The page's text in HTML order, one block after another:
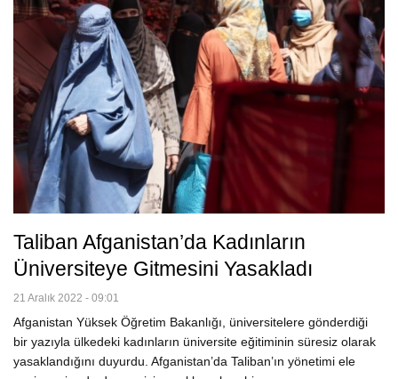
Taliban Afganistan’da Kadınların
Üniversiteye Gitmesini Yasakladı
21 Aralık 2022 - 09:01
Afganistan Yüksek Öğretim Bakanlığı, üniversitelere gönderdiği
bir yazıyla ülkedeki kadınların üniversite eğitiminin süresiz olarak
yasaklandığını duyurdu. Afganistan’da Taliban’ın yönetimi ele